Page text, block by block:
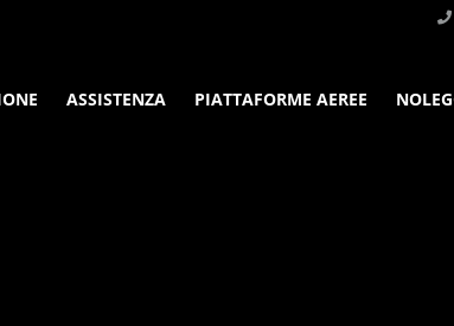
ASSISTENZA PIATTAFORME AEREE